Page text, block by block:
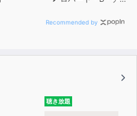
ショナルである著者が、実
って孫子に手を出していな
一冊。
Recommended by
聴き放題